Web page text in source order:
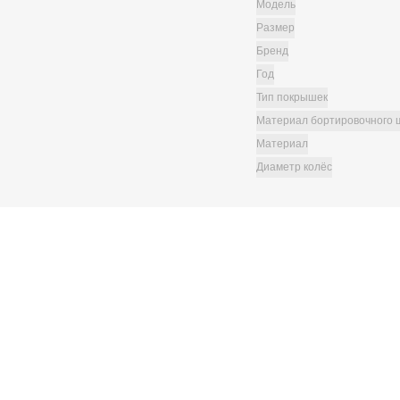
Модель
Размер
Бренд
Год
Тип покрышек
Материал бортировочного
Материал
Диаметр колёс